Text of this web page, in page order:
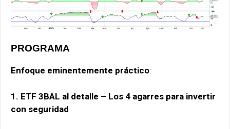
PROGRAMA
Enfoque eminentemente práctico:
1. ETF 3BAL al detalle – Los 4 agarres para invertir
con seguridad